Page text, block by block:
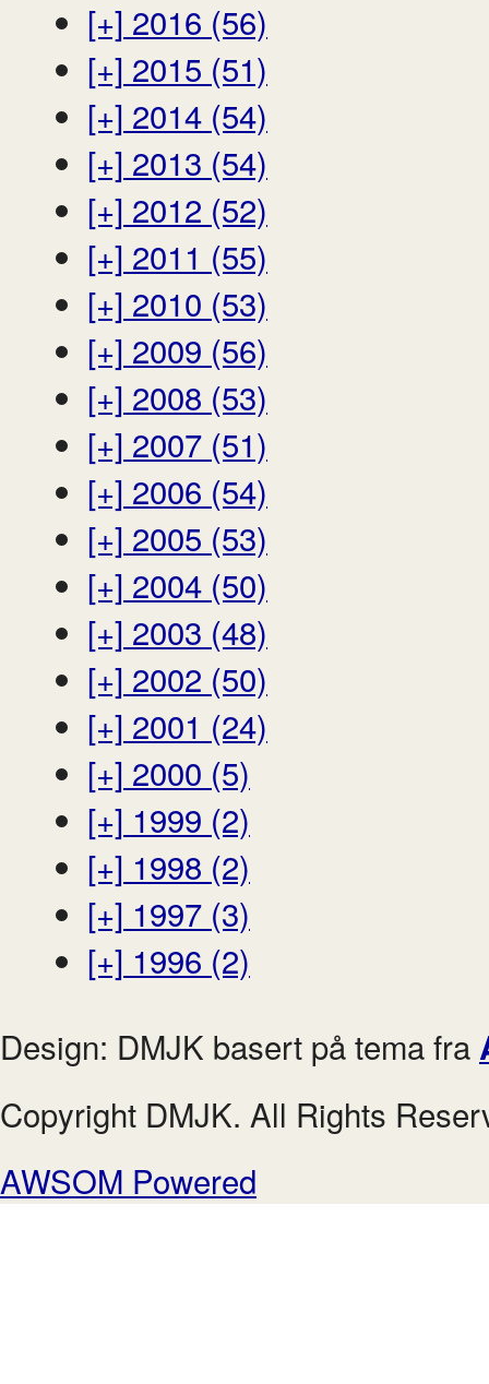
[+] 2016 (56)
[+] 2015 (51)
[+] 2014 (54)
[+] 2013 (54)
[+] 2012 (52)
[+] 2011 (55)
[+] 2010 (53)
[+] 2009 (56)
[+] 2008 (53)
[+] 2007 (51)
[+] 2006 (54)
[+] 2005 (53)
[+] 2004 (50)
[+] 2003 (48)
[+] 2002 (50)
[+] 2001 (24)
[+] 2000 (5)
[+] 1999 (2)
[+] 1998 (2)
[+] 1997 (3)
[+] 1996 (2)
Design: DMJK basert på tema fra
Copyright DMJK. All Rights
AWSOM Powered